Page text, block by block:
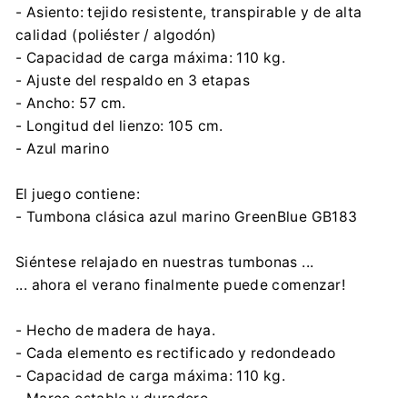
- Asiento: tejido resistente, transpirable y de alta
calidad (poliéster / algodón)
- Capacidad de carga máxima: 110 kg.
- Ajuste del respaldo en 3 etapas
- Ancho: 57 cm.
- Longitud del lienzo: 105 cm.
- Azul marino
El juego contiene:
- Tumbona clásica azul marino GreenBlue GB183
Siéntese relajado en nuestras tumbonas ...
... ahora el verano finalmente puede comenzar!
- Hecho de madera de haya.
- Cada elemento es rectificado y redondeado
- Capacidad de carga máxima: 110 kg.